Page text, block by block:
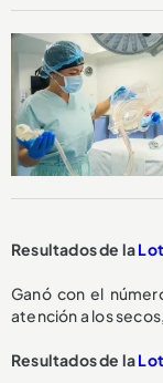
Resultados de la
Ganó con el
atención a los
Resultados de la